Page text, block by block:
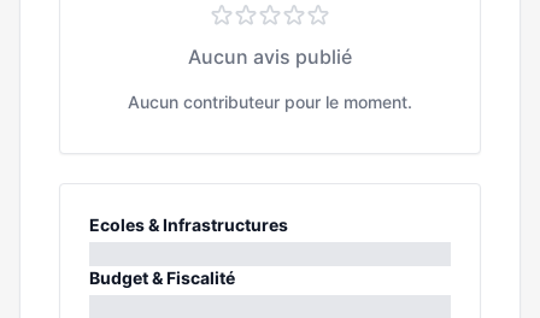
Aucun avis publié
Aucun contributeur pour le moment.
Ecoles & Infrastructures
0%
Budget & Fiscalité